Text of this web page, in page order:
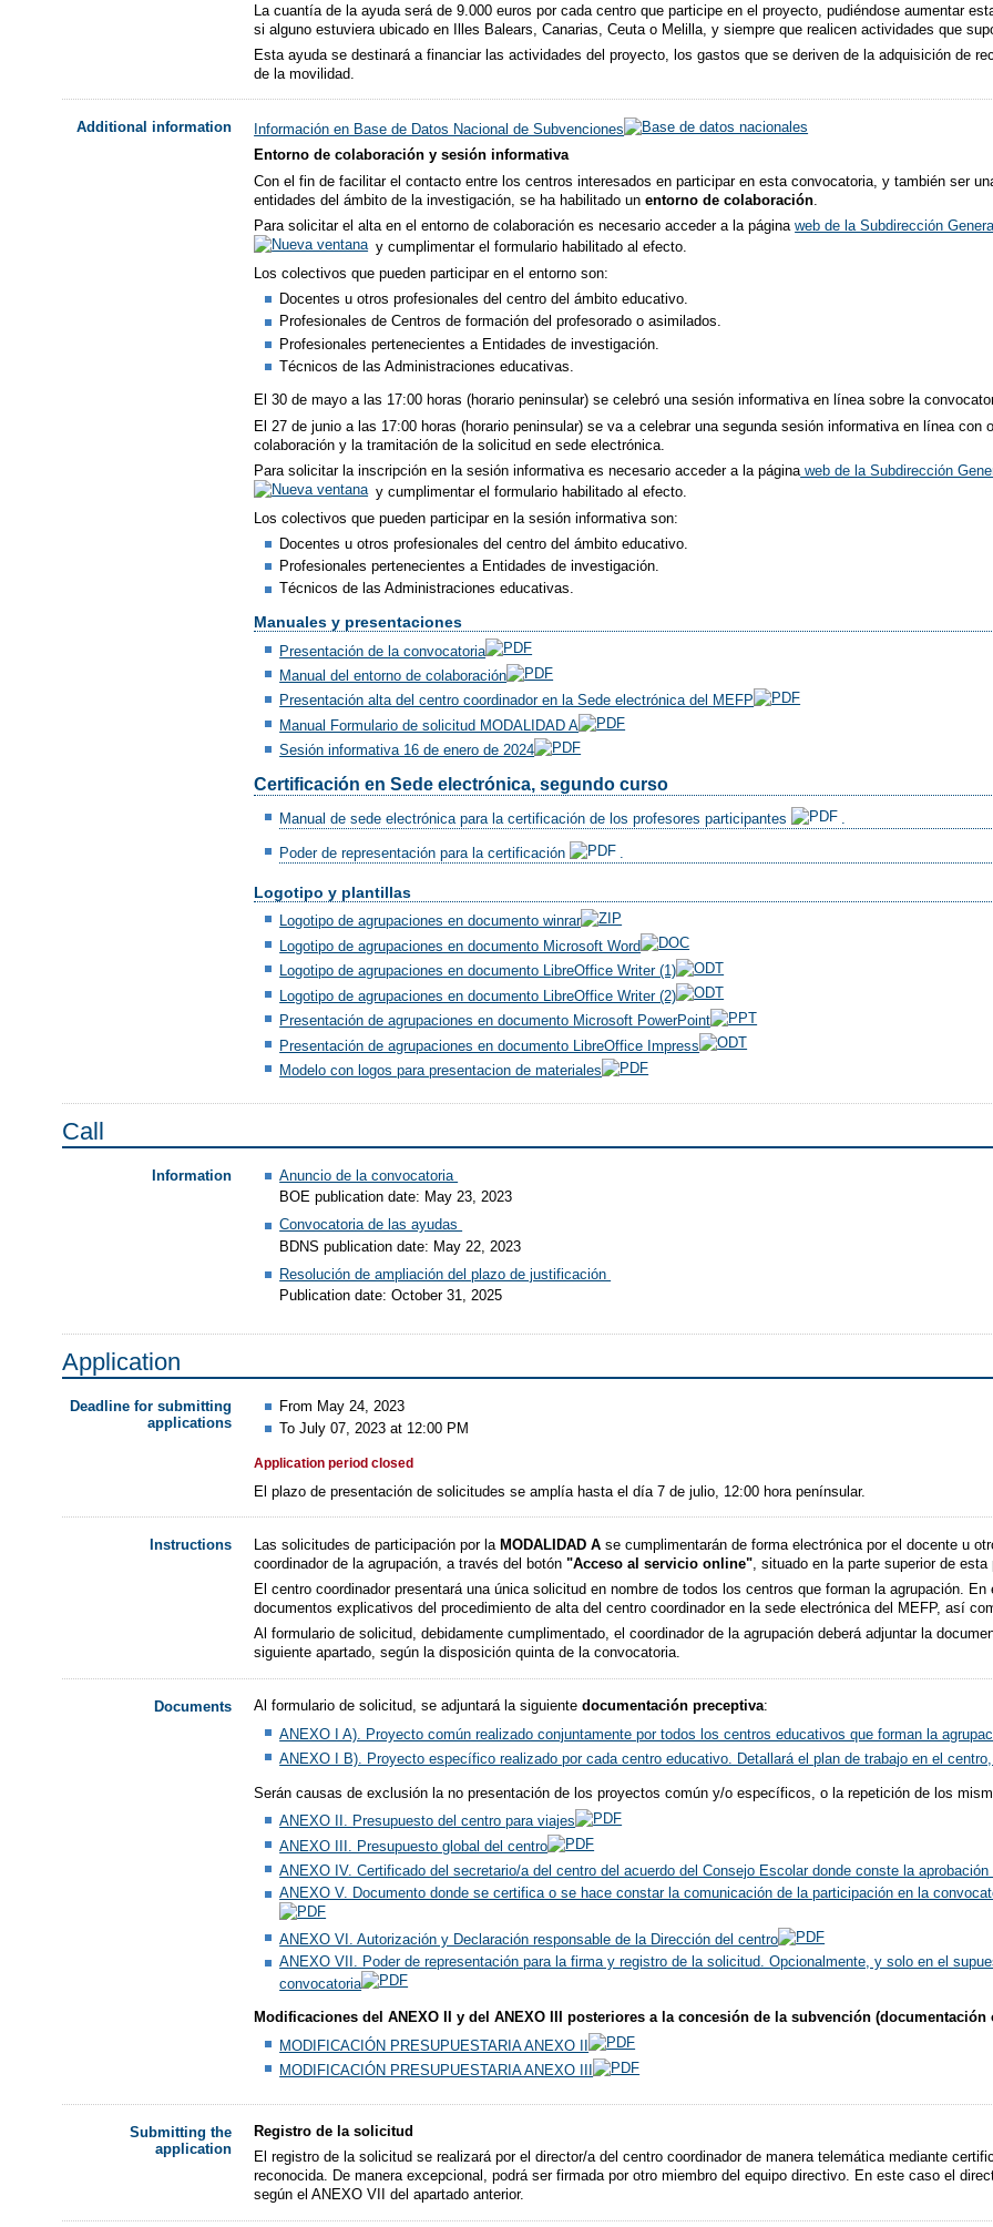
La cuantía de la ayuda será de 9.000 euros por cada centro que participe en el proyecto, pudiéndose aumentar
si alguno estuviera ubicado en Illes Balears, Canarias, Ceuta o Melilla, y siempre que realicen actividades que
Esta ayuda se destinará a financiar las actividades del proyecto, los gastos que se deriven de la adquisición de
de la movilidad.
Additional information
Información en Base de Datos Nacional de Subvenciones
Entorno de colaboración y sesión informativa
Con el fin de facilitar el contacto entre los centros interesados en participar en esta convocatoria, y también ser
entidades del ámbito de la investigación, se ha habilitado un entorno de colaboración
Para solicitar el alta en el entorno de colaboración es necesario acceder a la páginaweb de la Subdirección
y cumplimentar el formulario habilitado al efecto.
Los colectivos que pueden participar en el entorno son:
Docentes u otros profesionales del centro del ámbito educativo.
Profesionales de Centros de formación del profesorado o asimilados.
Profesionales pertenecientes a Entidades de investigación.
Técnicos de las Administraciones educativas.
El 30 de mayo a las 17:00 horas (horario peninsular) se celebró una sesión informativa en línea sobre la
El 27 de junio a las 17:00 horas (horario peninsular) se va a celebrar una segunda sesión informativa en línea
colaboración y la tramitación de la solicitud en sede electrónica.
Para solicitar la inscripción en la sesión informativa es necesario acceder a la páginaweb de la Subdirección
y cumplimentar el formulario habilitado al efecto.
Los colectivos que pueden participar en la sesión informativa son:
Docentes u otros profesionales del centro del ámbito educativo.
Profesionales pertenecientes a Entidades de investigación.
Técnicos de las Administraciones educativas.
Manuales y presentaciones
Presentación de la convocatoria
Manual del entorno de colaboración
Presentación alta del centro coordinador en la Sede electrónica del MEFP
Manual Formulario de solicitud MODALIDAD A
Sesión informativa 16 de enero de 2024
Certificación en Sede electrónica, segundo curso
Manual de sede electrónica para la certificación de los profesores participantes .
Poder de representación para la certificación .
Logotipo y plantillas
Logotipo de agrupaciones en documento winrar
Logotipo de agrupaciones en documento Microsoft Word
Logotipo de agrupaciones en documento LibreOffice Writer (1)
Logotipo de agrupaciones en documento LibreOffice Writer (2)
Presentación de agrupaciones en documento Microsoft PowerPoint
Presentación de agrupaciones en documento LibreOffice Impress
Modelo con logos para presentacion de materiales
Call
Information
Anuncio de la convocatoria
BOE publication date: May 23, 2023
Convocatoria de las ayudas
BDNS publication date: May 22, 2023
Resolución de ampliación del plazo de justificación
Publication date: October 31, 2025
Application
Deadline for submitting
applications
From May 24, 2023
To July 07, 2023 at 12:00 PM
Application period closed
El plazo de presentación de solicitudes se amplía hasta el día 7 de julio, 12:00 hora penínsular.
Instructions Las solicitudes de participación por laMODALIDAD A se cumplimentarán de forma electrónica por el docente u
coordinador de la agrupación, a través del botón "Acceso al servicio online" , situado en la parte superior de esta
El centro coordinador presentará una única solicitud en nombre de todos los centros que forman la agrupación.
documentos explicativos del procedimiento de alta del centro coordinador en la sede electrónica del MEFP, así
Al formulario de solicitud, debidamente cumplimentado, el coordinador de la agrupación deberá adjuntar la
siguiente apartado, según la disposición quinta de la convocatoria.
Documents Al formulario de solicitud, se adjuntará la siguientedocumentación preceptiva:
ANEXO I A). Proyecto común realizado conjuntamente por todos los centros educativos que forman la
ANEXO I B). Proyecto específico realizado por cada centro educativo. Detallará el plan de trabajo en el
Serán causas de exclusión la no presentación de los proyectos común y/o específicos, o la repetición de los
ANEXO II. Presupuesto del centro para viajes
ANEXO III. Presupuesto global del centro
ANEXO IV. Certificado del secretario/a del centro del acuerdo del Consejo Escolar donde conste la
ANEXO V. Documento donde se certifica o se hace constar la comunicación de la participación en la
ANEXO VI. Autorización y Declaración responsable de la Dirección del centro
ANEXO VII. Poder de representación para la firma y registro de la solicitud. Opcionalmente, y solo en el
convocatoria
Modificaciones del ANEXO II y del ANEXO III posteriores a la concesión de la subvención (documentación
MODIFICACIÓN PRESUPUESTARIA ANEXO II
MODIFICACIÓN PRESUPUESTARIA ANEXO III
Submitting the
application
Registro de la solicitud
El registro de la solicitud se realizará por el director/a del centro coordinador de manera telemática mediante
reconocida. De manera excepcional, podrá ser firmada por otro miembro del equipo directivo. En este caso el
según el ANEXO VII del apartado anterior.